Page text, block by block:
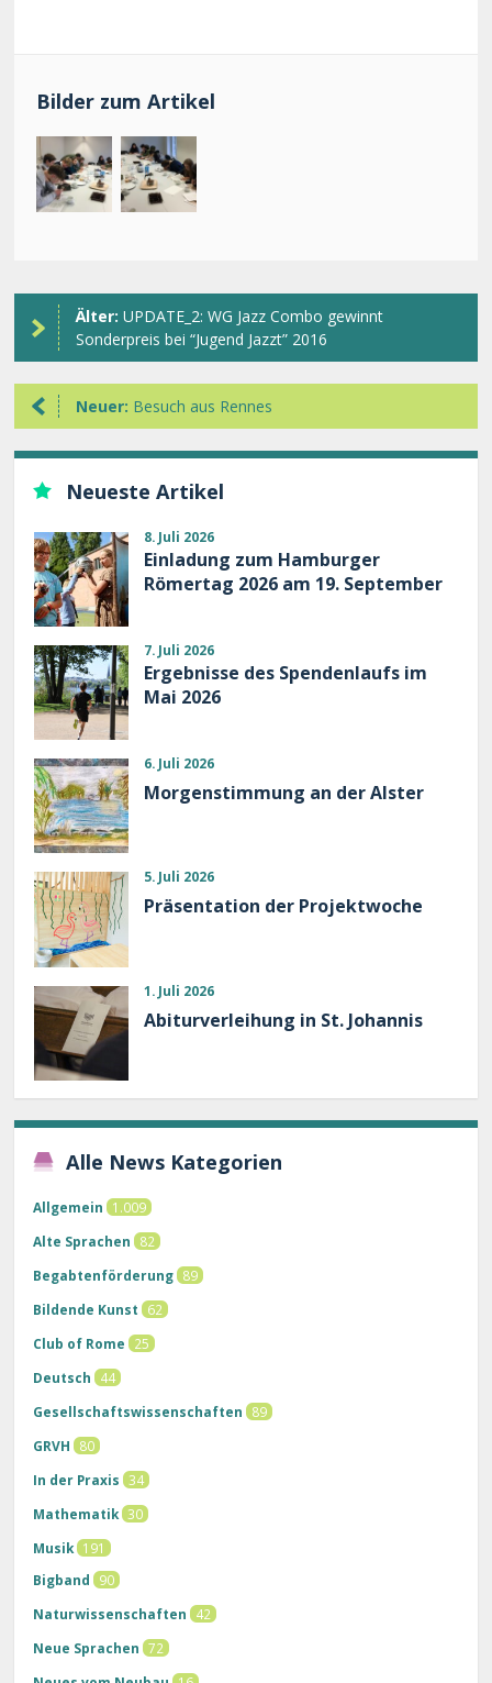
Bilder zum Artikel
Älter:UPDATE_2: WG Jazz Combo gewinnt
Sonderpreis bei “Jugend Jazzt” 2016
Neuer: Besuch aus Rennes
Neueste Artikel
8. Juli 2026
Einladung zum Hamburger
Römertag 2026 am 19. September
7. Juli 2026
Ergebnisse des Spendenlaufs im
Mai 2026
6. Juli 2026
Morgenstimmung an der Alster
5. Juli 2026
Präsentation der Projektwoche
1. Juli 2026
Abiturverleihung in St. Johannis
Alle News Kategorien
Allgemein
1.009
Alte Sprachen
82
Begabtenförderung 89
Bildende Kunst
62
Club of Rome
25
Deutsch
44
Gesellschaftswissenschaften
89
GRVH
80
In der Praxis 34
Mathematik 30
Musik 191
Bigband
90
Naturwissenschaften
42
Neue Sprachen 72